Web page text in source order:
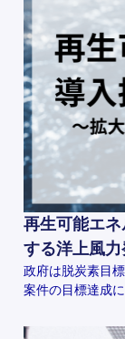
再生可能エ
する洋上風
政府は脱炭素目
案件の目標達成